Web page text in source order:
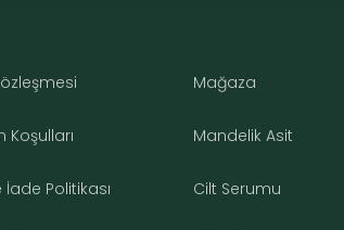
Koşulları
Politikası
Mağaza
Mandelik Asit
Cilt Serumu